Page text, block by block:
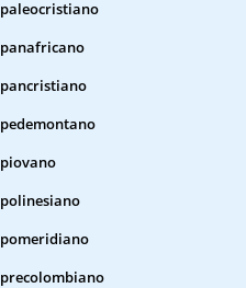
paleocristiano
panafricano
pancristiano
pedemontano
piovano
polinesiano
pomeridiano
precolombiano